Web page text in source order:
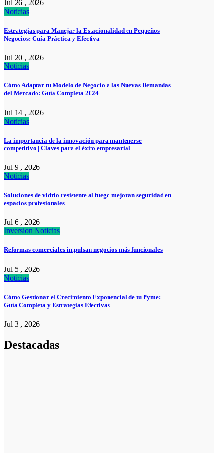
Jul 26 , 2026
Noticias
Estrategias para Manejar la Estacionalidad en Pequeños
Negocios: Guía Práctica y Efectiva
Jul 20 , 2026
Noticias
Cómo Adaptar tu Modelo de Negocio a las Nuevas Demandas
del Mercado: Guía Completa 2024
Jul 14 , 2026
Noticias
La importancia de la innovación para mantenerse
competitivo | Claves para el éxito empresarial
Jul 9 , 2026
Noticias
Soluciones de vidrio resistente al fuego mejoran seguridad en
espacios profesionales
Jul 6 , 2026
Inversion Noticias
Reformas comerciales impulsan negocios más funcionales
Jul 5 , 2026
Noticias
Cómo Gestionar el Crecimiento Exponencial de tu Pyme:
Guía Completa y Estrategias Efectivas
Jul 3 , 2026
Destacadas